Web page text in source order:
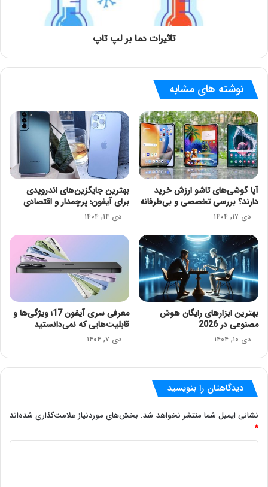
تاثیرات دما بر لپ تاپ
نوشته های مشابه
آیا گوشی‌های تاشو ارزش خرید
دارند؟ بررسی تخصصی و بی‌طرفانه
دی ۱۷, ۱۴۰۴
بهترین جایگزین‌های اندرویدی
برای آیفون؛ پرچمدار و اقتصادی
دی ۱۴, ۱۴۰۴
بهترین ابزارهای رایگان هوش
مصنوعی در 2026
دی ۱۰, ۱۴۰۴
معرفی سری آیفون 17؛ ویژگی‌ها و
قابلیت‌هایی که نمی‌دانستید
دی ۷, ۱۴۰۴
دیدگاهتان را بنویسید
نشانی ایمیل شما منتشر نخواهد شد. بخش‌های موردنیاز علامت‌گذاری شده‌اند
*